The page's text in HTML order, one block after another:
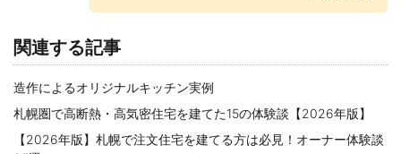
山小屋風の自由で上質感漂う住まい
2013.02.16
自然素材＋解放感＋動線重視の注文住宅/札幌市北区Yさん
2013.01.23
バイク部屋のある家 札幌市・M邸 丸三ホクシン建設
関連する記事
造作によるオリジナルキッチン実例
札幌圏で高断熱・高気密住宅を建てた15の体験談【2026年版】
【2026年版】札幌で注文住宅を建てる方は必見！オーナー体験談